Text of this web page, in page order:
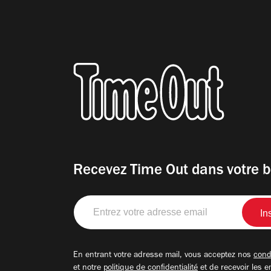
Recevez Time Out dans votre
Entrez
votre
adresse
En entrant votre adresse mail, vous acceptez nos
et notre politique de confidentialité et de recevoir les